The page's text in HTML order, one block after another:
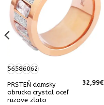
56586062
PRSTEŇ damsky
obrucka crystal oceľ
ruzove zlato
32,99€